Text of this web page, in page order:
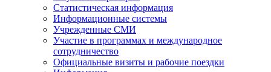
Статистическая информация
Информационные системы
Учрежденные СМИ
Участие в программах и международное
сотрудничество
Официальные визиты и рабочие поездки